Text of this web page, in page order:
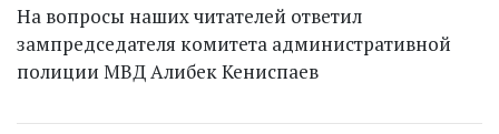
На вопросы наших читателей ответил
зампредседателя комитета административной
полиции МВД Алибек Кениспаев